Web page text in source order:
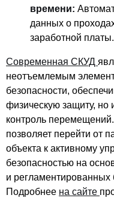
времени:
данных о
заработной платы.
Современная СКУД
неотъемлемым
безопасности,
физическую защиту, но
контроль
позволяет перейти от
объекта к активному
безопасностью на
и регламентированных
Подробнее на сайте